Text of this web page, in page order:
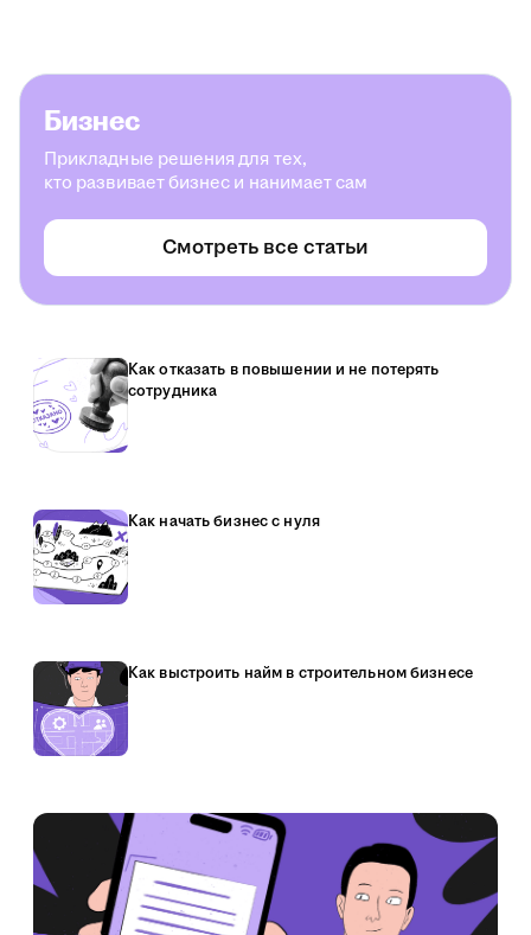
Бизнес
Прикладные решения для тех,
кто развивает бизнес и нанимает сам
Смотреть все статьи
Как отказать в повышении и не потерять
сотрудника
Как начать бизнес с нуля
Как выстроить найм в строительном бизнесе